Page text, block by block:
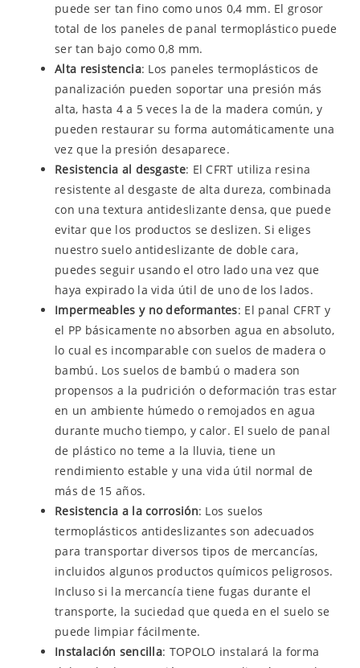
puede ser tan fino como unos 0,4 mm. El grosor
total de los paneles de panal termoplástico puede
ser tan bajo como 0,8 mm.
Alta resistencia: Los paneles termoplásticos de
panalización pueden soportar una presión más
alta, hasta 4 a 5 veces la de la madera común, y
pueden restaurar su forma automáticamente una
vez que la presión desaparece.
Resistencia al desgaste: El CFRT utiliza resina
resistente al desgaste de alta dureza, combinada
con una textura antideslizante densa, que puede
evitar que los productos se deslizen. Si eliges
nuestro suelo antideslizante de doble cara,
puedes seguir usando el otro lado una vez que
haya expirado la vida útil de uno de los lados.
Impermeables y no deformantes: El panal CFRT y
el PP básicamente no absorben agua en absoluto,
lo cual es incomparable con suelos de madera o
bambú. Los suelos de bambú o madera son
propensos a la pudrición o deformación tras estar
en un ambiente húmedo o remojados en agua
durante mucho tiempo, y calor. El suelo de panal
de plástico no teme a la lluvia, tiene un
rendimiento estable y una vida útil normal de
más de 15 años.
Resistencia a la corrosión: Los suelos
termoplásticos antideslizantes son adecuados
para transportar diversos tipos de mercancías,
incluidos algunos productos químicos peligrosos.
Incluso si la mercancía tiene fugas durante el
transporte, la suciedad que queda en el suelo se
puede limpiar fácilmente.
Instalación sencilla: TOPOLO instalará la forma